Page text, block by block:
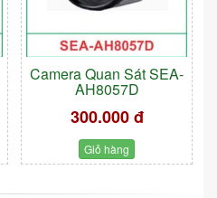
Camera Quan Sát SEA-
AH8057D
300.000 đ
Giỏ hàng